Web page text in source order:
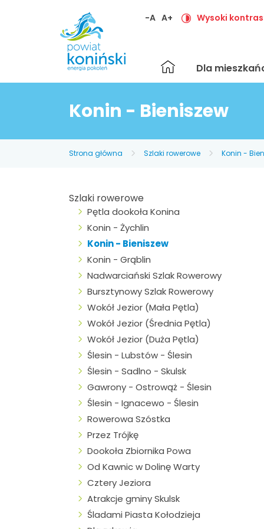
-A A+ Wysoki
Strona
główna
Dla
Konin - Bieniszew
Strona główna Szlaki rowerowe Konin -
Szlaki rowerowe
Pętla dookoła Konina
Konin - Żychlin
Konin - Bieniszew
Konin - Grąblin
Nadwarciański Szlak Rowerowy
Bursztynowy Szlak Rowerowy
Wokół Jezior (Mała Pętla)
Wokół Jezior (Średnia Pętla)
Wokół Jezior (Duża Pętla)
Ślesin - Lubstów - Ślesin
Ślesin - Sadlno - Skulsk
Gawrony - Ostrowąż - Ślesin
Ślesin - Ignacewo - Ślesin
Rowerowa Szóstka
Przez Trójkę
Dookoła Zbiornika Powa
Od Kawnic w Dolinę Warty
Cztery Jeziora
Atrakcje gminy Skulsk
Śladami Piasta Kołodzieja